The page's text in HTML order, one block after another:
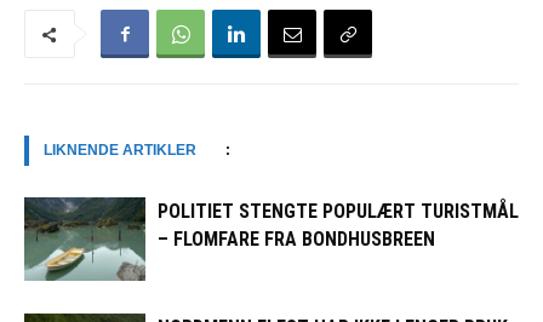
LIKNENDE ARTIKLER :
POLITIET STENGTE POPULÆRT TURISTMÅL
– FLOMFARE FRA BONDHUSBREEN